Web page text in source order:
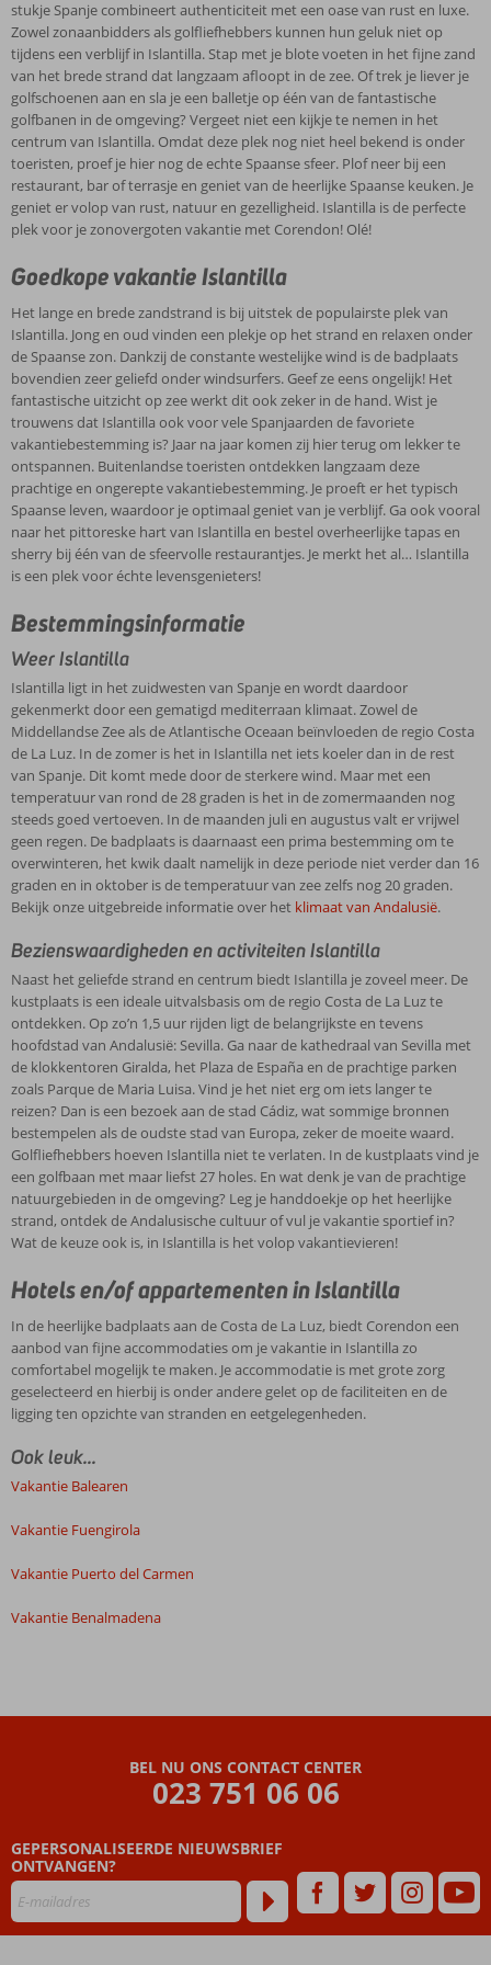
of vul je vakantie sportief in? Wat de keuze ook is, in Islantilla is het
volop vakantievieren!
stukje Spanje combineert authenticiteit met een oase van rust en luxe.
Zowel zonaanbidders als golfliefhebbers kunnen hun geluk niet op
tijdens een verblijf in Islantilla. Stap met je blote voeten in het fijne zand
van het brede strand dat langzaam afloopt in de zee. Of trek je liever je
golfschoenen aan en sla je een balletje op één van de fantastische
golfbanen in de omgeving? Vergeet niet een kijkje te nemen in het
centrum van Islantilla. Omdat deze plek nog niet heel bekend is onder
toeristen, proef je hier nog de echte Spaanse sfeer. Plof neer bij een
restaurant, bar of terrasje en geniet van de heerlijke Spaanse keuken. Je
geniet er volop van rust, natuur en gezelligheid. Islantilla is de perfecte
plek voor je zonovergoten vakantie met Corendon! Olé!
Goedkope vakantie Islantilla
Het lange en brede zandstrand is bij uitstek de populairste plek van
Islantilla. Jong en oud vinden een plekje op het strand en relaxen onder
de Spaanse zon. Dankzij de constante westelijke wind is de badplaats
bovendien zeer geliefd onder windsurfers. Geef ze eens ongelijk! Het
fantastische uitzicht op zee werkt dit ook zeker in de hand. Wist je
trouwens dat Islantilla ook voor vele Spanjaarden de favoriete
vakantiebestemming is? Jaar na jaar komen zij hier terug om lekker te
ontspannen. Buitenlandse toeristen ontdekken langzaam deze
prachtige en ongerepte vakantiebestemming. Je proeft er het typisch
Spaanse leven, waardoor je optimaal geniet van je verblijf. Ga ook vooral
naar het pittoreske hart van Islantilla en bestel overheerlijke tapas en
sherry bij één van de sfeervolle restaurantjes. Je merkt het al… Islantilla
is een plek voor échte levensgenieters!
Bestemmingsinformatie
Weer Islantilla
Islantilla ligt in het zuidwesten van Spanje en wordt daardoor
gekenmerkt door een gematigd mediterraan klimaat. Zowel de
Middellandse Zee als de Atlantische Oceaan beïnvloeden de regio Costa
de La Luz. In de zomer is het in Islantilla net iets koeler dan in de rest
van Spanje. Dit komt mede door de sterkere wind. Maar met een
temperatuur van rond de 28 graden is het in de zomermaanden nog
steeds goed vertoeven. In de maanden juli en augustus valt er vrijwel
geen regen. De badplaats is daarnaast een prima bestemming om te
overwinteren, het kwik daalt namelijk in deze periode niet verder dan 16
graden en in oktober is de temperatuur van zee zelfs nog 20 graden.
Bekijk onze uitgebreide informatie over het klimaat van Andalusië.
Bezienswaardigheden en activiteiten Islantilla
Naast het geliefde strand en centrum biedt Islantilla je zoveel meer. De
kustplaats is een ideale uitvalsbasis om de regio Costa de La Luz te
ontdekken. Op zo’n 1,5 uur rijden ligt de belangrijkste en tevens
hoofdstad van Andalusië: Sevilla. Ga naar de kathedraal van Sevilla met
de klokkentoren Giralda, het Plaza de España en de prachtige parken
zoals Parque de Maria Luisa. Vind je het niet erg om iets langer te
reizen? Dan is een bezoek aan de stad Cádiz, wat sommige bronnen
bestempelen als de oudste stad van Europa, zeker de moeite waard.
Golfliefhebbers hoeven Islantilla niet te verlaten. In de kustplaats vind je
een golfbaan met maar liefst 27 holes. En wat denk je van de prachtige
natuurgebieden in de omgeving? Leg je handdoekje op het heerlijke
strand, ontdek de Andalusische cultuur of vul je vakantie sportief in?
Wat de keuze ook is, in Islantilla is het volop vakantievieren!
Hotels en/of appartementen in Islantilla
In de heerlijke badplaats aan de Costa de La Luz, biedt Corendon een
aanbod van fijne accommodaties om je vakantie in Islantilla zo
comfortabel mogelijk te maken. Je accommodatie is met grote zorg
geselecteerd en hierbij is onder andere gelet op de faciliteiten en de
ligging ten opzichte van stranden en eetgelegenheden.
Ook leuk...
Vakantie Balearen
Vakantie Fuengirola
Vakantie Puerto del Carmen
Vakantie Benalmadena
BEL NU ONS CONTACT CENTER
023 751 06 06
GEPERSONALISEERDE NIEUWSBRIEF
ONTVANGEN?